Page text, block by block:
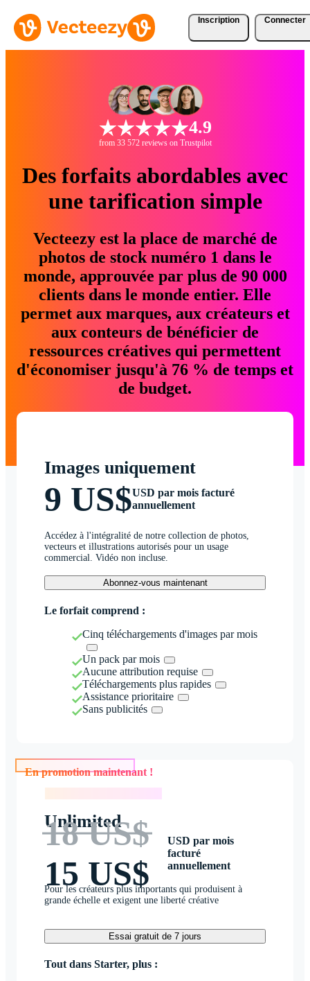
Inscription Connecter
4.9
from 33 572 reviews on Trustpilot
Des forfaits abordables avec
une tarification simple
Vecteezy est la place de marché de
photos de stock numéro 1 dans le
monde, approuvée par plus de 90 000
clients dans le monde entier. Elle
permet aux marques, aux créateurs et
aux conteurs de bénéficier de
ressources créatives qui permettent
d'économiser jusqu'à 76 % de temps et
de budget.
Images uniquement
9 US$USD par mois facturé
annuellement
Accédez à l'intégralité de notre collection de photos,
vecteurs et illustrations autorisés pour un usage
commercial. Vidéo non incluse.
Abonnez-vous maintenant
Le forfait comprend :
Cinq téléchargements d'images par mois
Un pack par mois
Aucune attribution requise
Téléchargements plus rapides
Assistance prioritaire
Sans publicités
En promotion maintenant !
Unlimited
18 US$
15 US$
USD par mois
facturé
annuellement
Pour les créateurs plus importants qui produisent à
grande échelle et exigent une liberté créative
Essai gratuit de 7 jours
Tout dans Starter, plus :